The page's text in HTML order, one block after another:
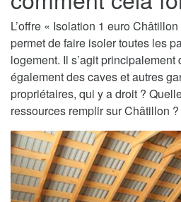
L’offre « Isolation 1 euro
permet de faire isoler toutes les
logement. Il s’agit
également des caves et autres
propriétaires, qui y a droit ?
ressources remplir sur Châtillon ?